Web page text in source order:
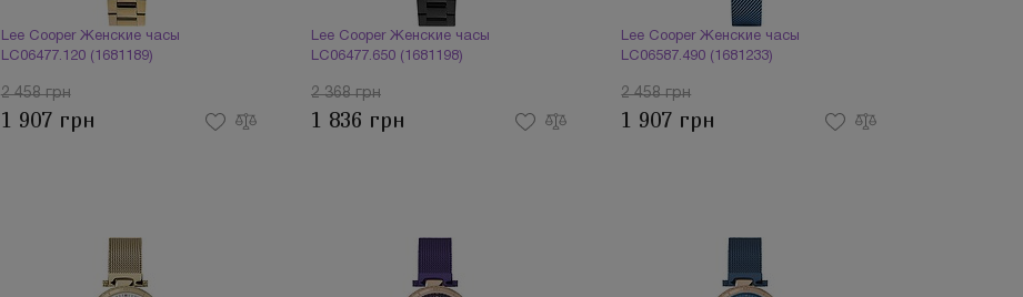
Lee Cooper Женские часы
LC06477.120 (1681189)
2 458 грн
1 907 грн
Lee Cooper Женские часы
LC06477.650 (1681198)
2 368 грн
1 836 грн
Lee Cooper Женские часы
LC06587.490 (1681233)
2 458 грн
1 907 грн